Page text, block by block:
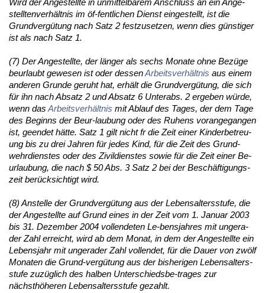
Wird der An­ge­stell­te in un­mit­tel­ba­rem An­schluss an ein An­ge­
stell­ten­verhält­nis im öf-fent­li­chen Dienst ein­ge­stellt, ist die
Grund­vergütung nach Satz 2 fest­zu­set­zen, wenn dies güns­ti­ger
ist als nach Satz 1.
(7) Der An­ge­stell­te, der länger als sechs Mo­na­te oh­ne Bezüge
be­ur­laubt ge­we­sen ist oder des­senAr­beits­verhält­nis aus ei­nem
an­de­ren Grun­de ge­ruht hat, erhält die Grund­vergütung, die sich
für ihn nach Ab­satz 2 und Ab­satz 6 Un­terabs. 2 er­ge­ben würde,
wenn das Ar­beits­verhält­nis mit Ab­lauf des Ta­ges, der dem Ta­ge
des Be­ginns der Beur-lau­bung oder des Ru­hens vor­an­ge­gan­gen
ist, ge­en­det hätte. Satz 1 gilt nicht fr die Zeit ei­ner Kin­der­be­treu­
ung bis zu drei Jah­ren für je­des Kind, für die Zeit des Grund­
wehr­diens­tes oder des Zi­vil­diens­tes so­wie für die Zeit ei­ner Be­
ur­lau­bung, die nach $ 50 Abs. 3 Satz 2 bei der Beschäfti­gungs­
zeit berück­sich­tigt wird.
(8) An­stel­le der Grund­vergütung aus der Le­bens­al­ters­stu­fe, die
der An­ge­stell­te auf Grund ei­nes in der Zeit vom 1. Ja­nu­ar 2003
bis 31. De­zem­ber 2004 voll­ende­ten Le-bens­jah­res mit un­ge­ra­
der Zahl er­reicht, wird ab dem Mo­nat, in dem der An­ge­stell­te ein
Le­bens­jahr mit un­ge­ra­der Zahl voll­endet, für die Dau­er von zwölf
Mo­na­ten die Grund-vergütung aus der bis­he­ri­gen Le­bens­al­ters­
stu­fe zuzüglich des hal­ben Un­ter­schieds­be-tra­ges zur
nächsthöhe­ren Le­bens­al­ters­stu­fe ge­zahlt.